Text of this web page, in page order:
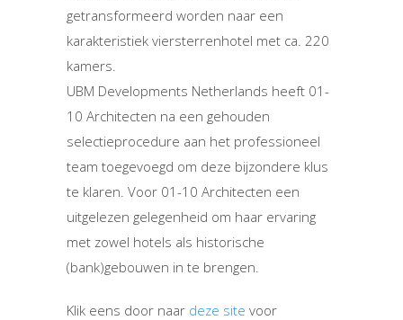
getransformeerd worden naar een
karakteristiek viersterrenhotel met ca. 220
kamers.
UBM Developments Netherlands heeft 01-
10 Architecten na een gehouden
selectieprocedure aan het professioneel
team toegevoegd om deze bijzondere klus
te klaren. Voor 01-10 Architecten een
uitgelezen gelegenheid om haar ervaring
met zowel hotels als historische
(bank)gebouwen in te brengen.
Klik eens door naar deze site voor